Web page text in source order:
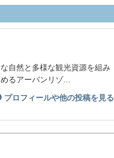
自然と多様な観光資源を組み
るアーバンリゾ...
プロフィールや他の投稿を見る